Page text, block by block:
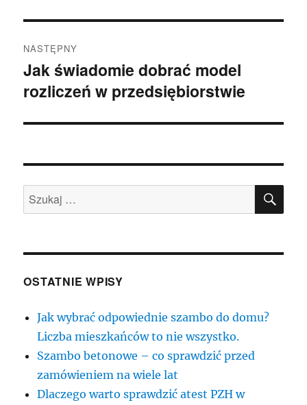
NASTĘPNY
Następny
wpis:
Jak świadomie dobrać model
rozliczeń w przedsiębiorstwie
Szukaj:
OSTATNIE WPISY
Jak wybrać odpowiednie szambo do domu?
Liczba mieszkańców to nie wszystko.
Szambo betonowe – co sprawdzić przed
zamówieniem na wiele lat
Dlaczego warto sprawdzić atest PZH w